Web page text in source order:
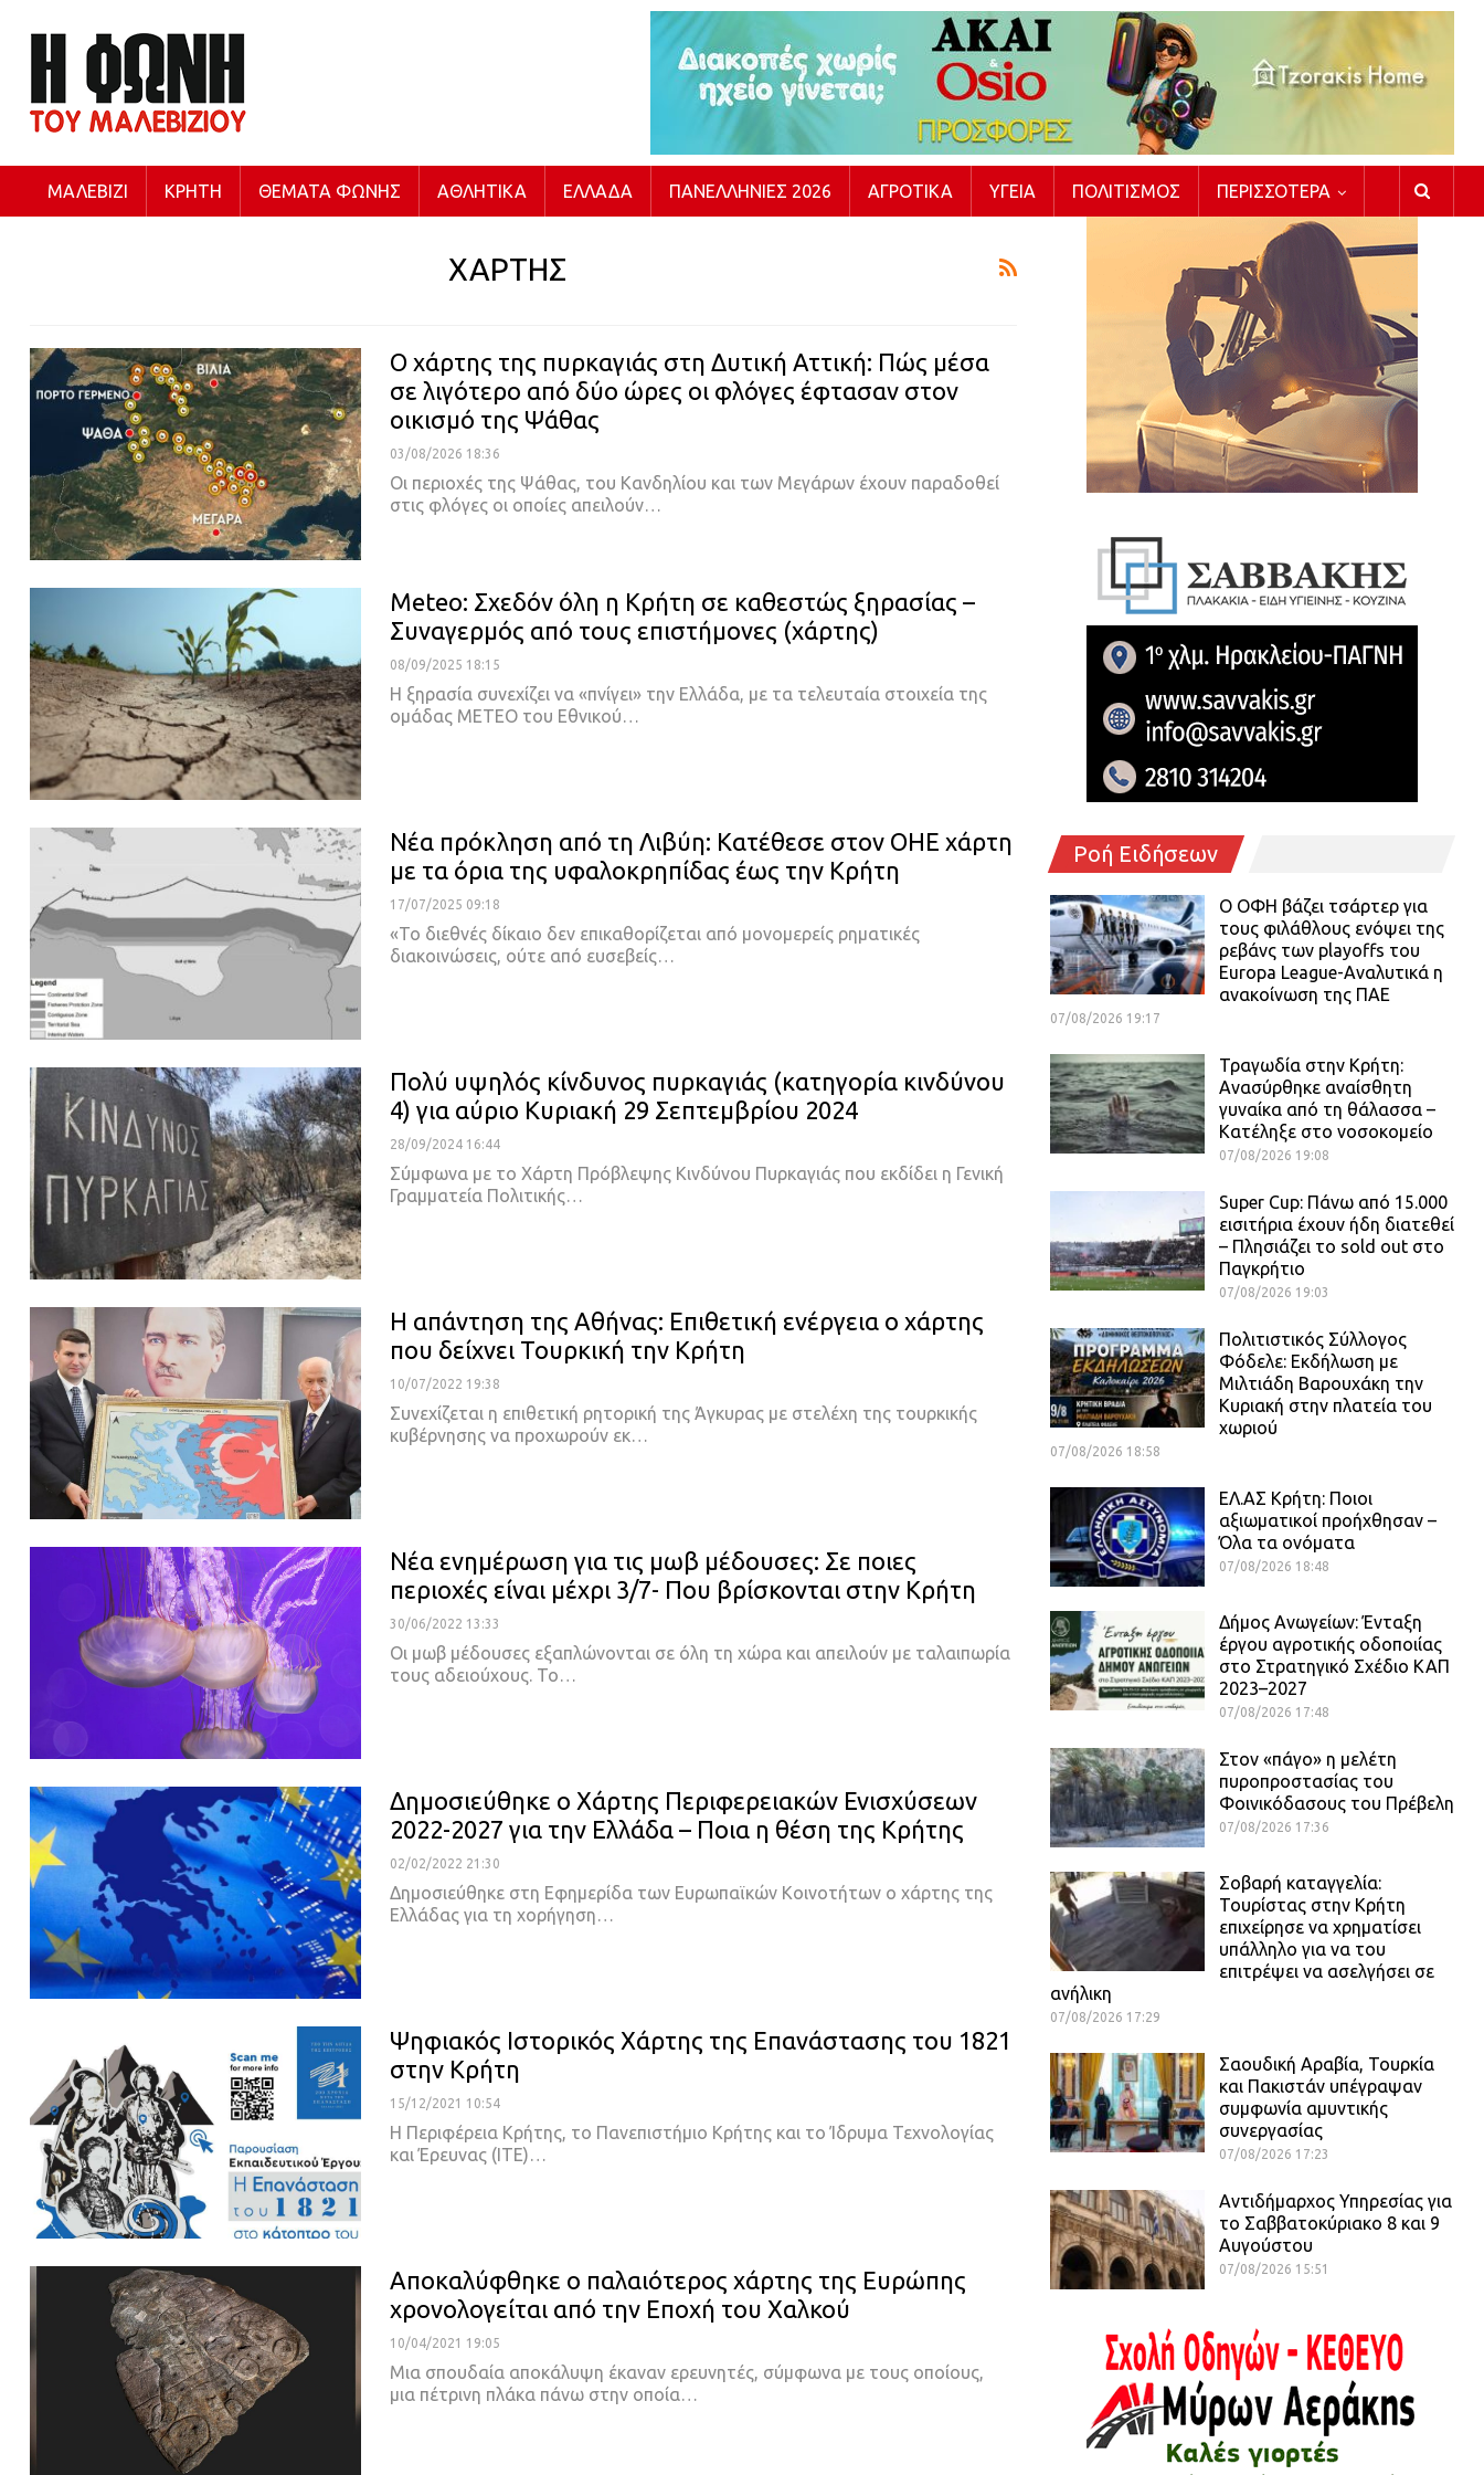
ΜΑΛΕΒΊΖΙ ΚΡΉΤΗ ΘΈΜΑΤΑ ΦΩΝΉΣ ΑΘΛΗΤΙΚΆ ΕΛΛΆΔΑ ΠΑΝΕΛΛΉΝΙΕΣ 2026 ΑΓΡΟΤΙΚΆ ΥΓΕΊΑ ΠΟΛΙΤΙΣΜΌΣ ΠΕΡΙΣΣΌΤΕΡΑ
ΧΑΡΤΗΣ
Ο χάρτης της πυρκαγιάς στη Δυτική Αττική: Πώς μέσα
σε λιγότερο από δύο ώρες οι φλόγες έφτασαν στον
οικισμό της Ψάθας
03/08/2026 18:36
Οι περιοχές της Ψάθας, του Κανδηλίου και των Μεγάρων έχουν παραδοθεί
στις φλόγες οι οποίες απειλούν…
Meteo: Σχεδόν όλη η Κρήτη σε καθεστώς ξηρασίας –
Συναγερμός από τους επιστήμονες (χάρτης)
08/09/2025 18:15
Η ξηρασία συνεχίζει να «πνίγει» την Ελλάδα, με τα τελευταία στοιχεία της
ομάδας ΜΕΤΕΟ του Εθνικού…
Νέα πρόκληση από τη Λιβύη: Κατέθεσε στον ΟΗΕ χάρτη
με τα όρια της υφαλοκρηπίδας έως την Κρήτη
17/07/2025 09:18
«Το διεθνές δίκαιο δεν επικαθορίζεται από μονομερείς ρηματικές
διακοινώσεις, ούτε από ευσεβείς…
Πολύ υψηλός κίνδυνος πυρκαγιάς (κατηγορία κινδύνου
4) για αύριο Κυριακή 29 Σεπτεμβρίου 2024
28/09/2024 16:44
Σύμφωνα με το Χάρτη Πρόβλεψης Κινδύνου Πυρκαγιάς που εκδίδει η Γενική
Γραμματεία Πολιτικής…
Η απάντηση της Αθήνας: Επιθετική ενέργεια ο χάρτης
που δείχνει Τουρκική την Κρήτη
10/07/2022 19:38
Συνεχίζεται η επιθετική ρητορική της Άγκυρας με στελέχη της τουρκικής
κυβέρνησης να προχωρούν εκ…
Νέα ενημέρωση για τις μωβ μέδουσες: Σε ποιες
περιοχές είναι μέχρι 3/7- Που βρίσκονται στην Κρήτη
30/06/2022 13:33
Οι μωβ μέδουσες εξαπλώνονται σε όλη τη χώρα και απειλούν με ταλαιπωρία
τους αδειούχους. Το…
Δημοσιεύθηκε ο Χάρτης Περιφερειακών Ενισχύσεων
2022-2027 για την Ελλάδα – Ποια η θέση της Κρήτης
02/02/2022 21:30
Δημοσιεύθηκε στη Εφημερίδα των Ευρωπαϊκών Κοινοτήτων ο χάρτης της
Ελλάδας για τη χορήγηση…
Ψηφιακός Ιστορικός Χάρτης της Επανάστασης του 1821
στην Κρήτη
15/12/2021 10:54
Η Περιφέρεια Κρήτης, το Πανεπιστήμιο Κρήτης και το Ίδρυμα Τεχνολογίας
και Έρευνας (ΙΤΕ)…
Αποκαλύφθηκε ο παλαιότερος χάρτης της Ευρώπης
χρονολογείται από την Εποχή του Χαλκού
10/04/2021 19:05
Μια σπουδαία αποκάλυψη έκαναν ερευνητές, σύμφωνα με τους οποίους,
μια πέτρινη πλάκα πάνω στην οποία…
Ροή Ειδήσεων
Ο ΟΦΗ βάζει τσάρτερ για
τους φιλάθλους ενόψει της
ρεβάνς των playoffs του
Europa League-Αναλυτικά η
ανακοίνωση της ΠΑΕ
07/08/2026 19:17
Τραγωδία στην Κρήτη:
Ανασύρθηκε αναίσθητη
γυναίκα από τη θάλασσα –
Κατέληξε στο νοσοκομείο
07/08/2026 19:08
Super Cup: Πάνω από 15.000
εισιτήρια έχουν ήδη διατεθεί
– Πλησιάζει το sold out στο
Παγκρήτιο
07/08/2026 19:03
Πολιτιστικός Σύλλογος
Φόδελε: Εκδήλωση με
Μιλτιάδη Βαρουχάκη την
Κυριακή στην πλατεία του
χωριού
07/08/2026 18:58
ΕΛ.ΑΣ Κρήτη: Ποιοι
αξιωματικοί προήχθησαν –
Όλα τα ονόματα
07/08/2026 18:48
Δήμος Ανωγείων: Ένταξη
έργου αγροτικής οδοποιίας
στο Στρατηγικό Σχέδιο ΚΑΠ
2023–2027
07/08/2026 17:48
Στον «πάγο» η μελέτη
πυροπροστασίας του
Φοινικόδασους του Πρέβελη
07/08/2026 17:36
Σοβαρή καταγγελία:
Τουρίστας στην Κρήτη
επιχείρησε να χρηματίσει
υπάλληλο για να του
επιτρέψει να ασελγήσει σε
ανήλικη
07/08/2026 17:29
Σαουδική Αραβία, Τουρκία
και Πακιστάν υπέγραψαν
συμφωνία αμυντικής
συνεργασίας
07/08/2026 17:23
Αντιδήμαρχος Υπηρεσίας για
το Σαββατοκύριακο 8 και 9
Αυγούστου
07/08/2026 15:51